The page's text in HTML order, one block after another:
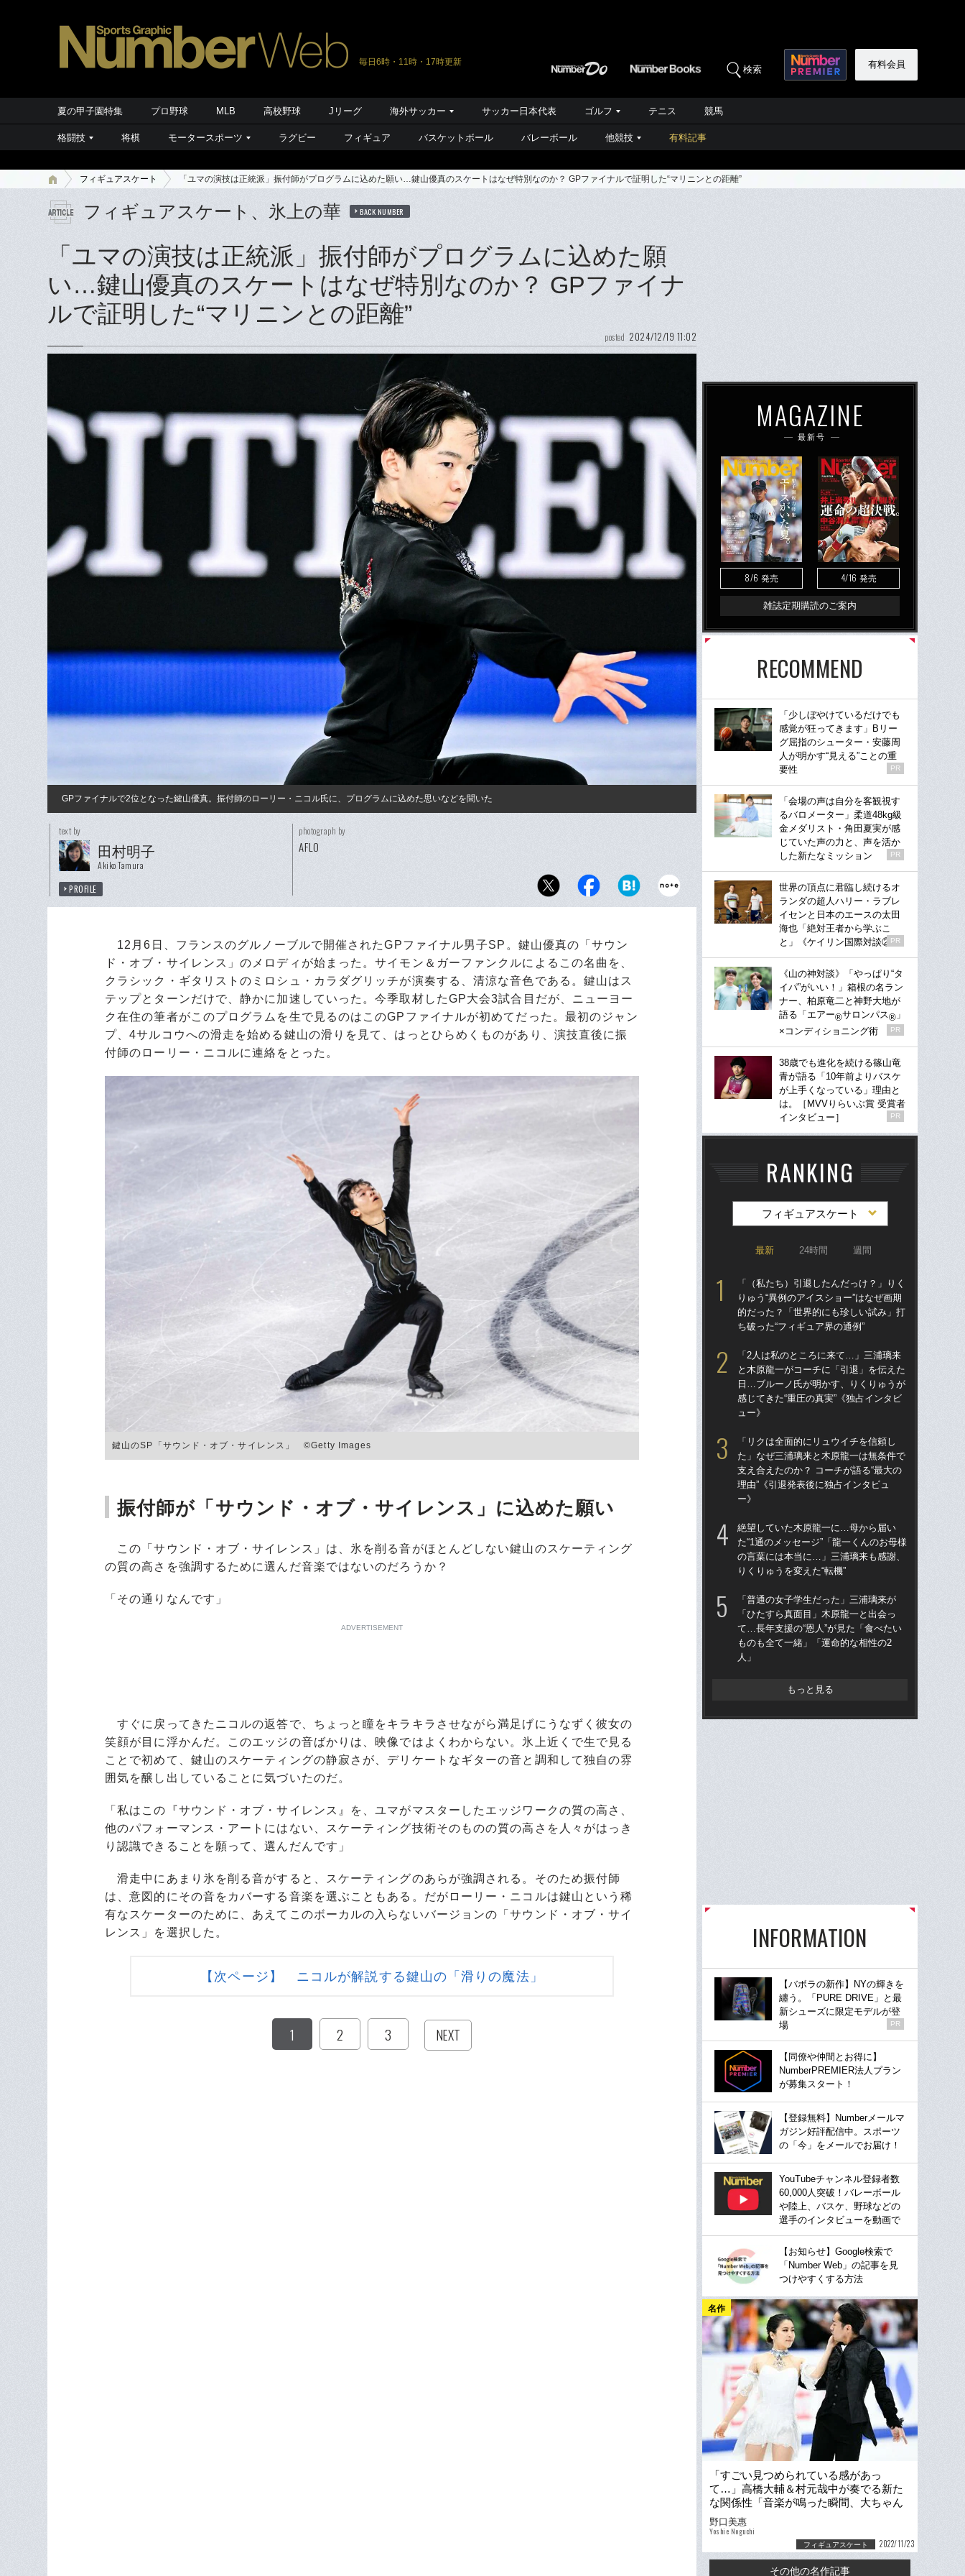
毎日6時・11時・17時更新
検索 有料会員
夏の甲子園特集 プロ野球 MLB 高校野球 Jリーグ 海外サッカー サッカー日本代表 ゴルフ テニス 競馬
格闘技 将棋 モータースポーツ ラグビー フィギュア バスケットボール バレーボール 他競技 有料記事
フィギュアスケート 「ユマの演技は正統派」振付師がプログラムに込めた願い…鍵山優真のスケートはなぜ特別なのか？ GPファイナルで証明した“マリニンとの距離”
フィギュアスケート、氷上の華 BACK NUMBER
「ユマの演技は正統派」振付師がプログラムに込めた願
い…鍵山優真のスケートはなぜ特別なのか？ GPファイナ
ルで証明した“マリニンとの距離”
posted 2024/12/19 11:02
GPファイナルで2位となった鍵山優真。振付師のローリー・ニコル氏に、プログラムに込めた思いなどを聞いた
text by
田村明子
Akiko Tamura
PROFILE
photograph by
AFLO
12月6日、フランスのグルノーブルで開催されたGPファイナル男子SP。鍵山優真の「サウン
ド・オブ・サイレンス」のメロディが始まった。サイモン＆ガーファンクルによるこの名曲を、
クラシック・ギタリストのミロシュ・カラダグリッチが演奏する、清涼な音色である。鍵山はス
テップとターンだけで、静かに加速していった。今季取材したGP大会3試合目だが、ニューヨー
ク在住の筆者がこのプログラムを生で見るのはこのGPファイナルが初めてだった。最初のジャン
プ、4サルコウへの滑走を始める鍵山の滑りを見て、はっとひらめくものがあり、演技直後に振
付師のローリー・ニコルに連絡をとった。
鍵山のSP「サウンド・オブ・サイレンス」 ©Getty Images
振付師が「サウンド・オブ・サイレンス」に込めた願い
この「サウンド・オブ・サイレンス」は、氷を削る音がほとんどしない鍵山のスケーティング
の質の高さを強調するために選んだ音楽ではないのだろうか？
「その通りなんです」
ADVERTISEMENT
すぐに戻ってきたニコルの返答で、ちょっと瞳をキラキラさせながら満足げにうなずく彼女の
笑顔が目に浮かんだ。このエッジの音ばかりは、映像ではよくわからない。氷上近くで生で見る
ことで初めて、鍵山のスケーティングの静寂さが、デリケートなギターの音と調和して独自の雰
囲気を醸し出していることに気づいたのだ。
「私はこの『サウンド・オブ・サイレンス』を、ユマがマスターしたエッジワークの質の高さ、
他のパフォーマンス・アートにはない、スケーティング技術そのものの質の高さを人々がはっき
り認識できることを願って、選んだんです」
滑走中にあまり氷を削る音がすると、スケーティングのあらが強調される。そのため振付師
は、意図的にその音をカバーする音楽を選ぶこともある。だがローリー・ニコルは鍵山という稀
有なスケーターのために、あえてこのボーカルの入らないバージョンの「サウンド・オブ・サイ
レンス」を選択した。
【次ページ】 ニコルが解説する鍵山の「滑りの魔法」
1 2 3 NEXT
MAGAZINE
最新号
8/6 発売 4/16 発売
雑誌定期購読のご案内
RECOMMEND
「少しぼやけているだけでも
感覚が狂ってきます」Bリー
グ屈指のシューター・安藤周
人が明かす“見える”ことの重
要性
PR
「会場の声は自分を客観視す
るバロメーター」柔道48kg級
金メダリスト・角田夏実が感
じていた声の力と、声を活か
した新たなミッション
PR
世界の頂点に君臨し続けるオ
ランダの超人ハリー・ラブレ
イセンと日本のエースの太田
海也「絶対王者から学ぶこ
と」《ケイリン国際対談②》
PR
《山の神対談》「やっぱり“タ
イパ”がいい！」箱根の名ラン
ナー、柏原竜二と神野大地が
語る「エアー®サロンパス® 」
×コンディショニング術
PR
38歳でも進化を続ける篠山竜
青が語る「10年前よりバスケ
が上手くなっている」理由と
は。［MVVりらいぶ賞 受賞者
インタビュー］
PR
RANKING
フィギュアスケート
最新 24時間 週間
「（私たち）引退したんだっけ？」りく
りゅう“異例のアイスショー”はなぜ画期
的だった？「世界的にも珍しい試み」打
ち破った“フィギュア界の通例”
「2人は私のところに来て…」三浦璃来
と木原龍一がコーチに「引退」を伝えた
日…ブルーノ氏が明かす、りくりゅうが
感じてきた“重圧の真実”《独占インタビ
ュー》
「リクは全面的にリュウイチを信頼し
た」なぜ三浦璃来と木原龍一は無条件で
支え合えたのか？ コーチが語る“最大の
理由”《引退発表後に独占インタビュ
ー》
絶望していた木原龍一に…母から届い
た“1通のメッセージ”「龍一くんのお母様
の言葉には本当に…」三浦璃来も感謝、
りくりゅうを変えた“転機”
「普通の女子学生だった」三浦璃来が
「ひたすら真面目」木原龍一と出会っ
て…長年支援の“恩人”が見た「食べたい
ものも全て一緒」「運命的な相性の2
人」
もっと見る
INFORMATION
【バボラの新作】NYの輝きを
纏う。「PURE DRIVE」と最
新シューズに限定モデルが登
場
PR
【同僚や仲間とお得に】
NumberPREMIER法人プラン
が募集スタート！
【登録無料】Numberメールマ
ガジン好評配信中。スポーツ
の「今」をメールでお届け！
YouTubeチャンネル登録者数
60,000人突破！バレーボール
や陸上、バスケ、野球などの
選手のインタビューを動画で
【お知らせ】Google検索で
「Number Web」の記事を見
つけやすくする方法
名作
「すごい見つめられている感があっ
て…」高橋大輔＆村元哉中が奏でる新た
な関係性「音楽が鳴った瞬間、大ちゃん
の目力が変わるんです」
野口美惠
Yoshie Noguchi
フィギュアスケート 2022/11/23
その他の名作記事